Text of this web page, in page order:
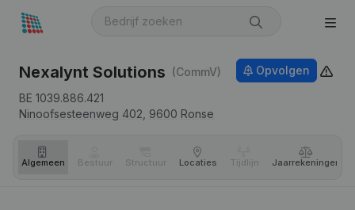
Nexalynt Solutions (CommV)
BE 1039.886.421
Ninoofsesteenweg 402, 9600 Ronse
Opvolgen
Algemeen Bestuur Structuur Locaties Tijdlijn Jaar­rekeningen